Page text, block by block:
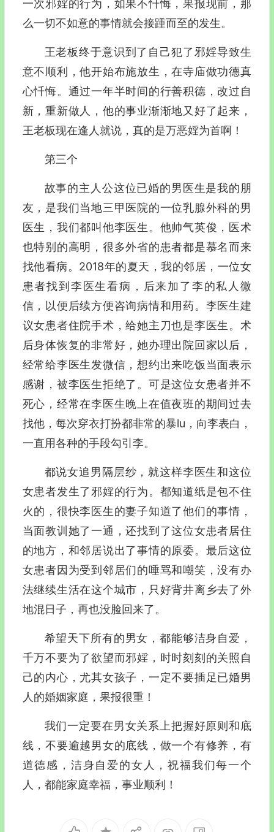
一次邪婬的行为，如果不忏悔，果报现前，那
么一切不如意的事情就会接踵而至的发生。
王老板终于意识到了自己犯了邪婬导致生
意不顺利，他开始布施放生，在寺庙做功德真
心忏悔。通过一年半时间的行善积德，改过自
新，重新做人，他的事业渐渐地又好了起来，
王老板现在逢人就说，真的是万恶婬为首啊！
第三个
故事的主人公这位已婚的男医生是我的朋
友，是我们当地三甲医院的一位乳腺外科的男
医生，我们都叫他李医生。他帅气英俊，医术
也特别的高明，很多外省的患者都是慕名而来
找他看病。2018年的夏天，我的邻居，一位女
患者找到李医生看病，后来加了李的私人微
信，以便后续方便咨询病情和用药。李医生建
议女患者住院手术，给她主刀也是李医生。术
后身体恢复的非常好，她办理出院回家以后，
经常给李医生发微信，想约出来吃饭当面表示
感谢，被李医生拒绝了。可是这位女患者并不
死心，经常在李医生晚上在值夜班的期间过去
找他，每次穿衣打扮都非常的暴lu，向李表白，
一直用各种的手段勾引李。
都说女追男隔层纱，就这样李医生和这位
女患者发生了邪婬的行为。都知道纸是包不住
火的，很快李医生的妻子知道了他们的事情，
当面教训她了一通，还找到了这位女患者居住
的地方，和邻居说出了事情的原委。最后这位
女患者因为受到邻居们的唾骂和嘲笑，没有办
法继续生活在这个城市，只好背井离乡去了外
地混日子，再也没脸回来了。
希望天下所有的男女，都能够洁身自爱，
千万不要为了欲望而邪婬，时时刻刻的关照自
己的内心，尤其女孩子，一定不要插足已婚男
人的婚姻家庭，果报很重！
我们一定要在男女关系上把握好原则和底
线，不要逾越男女的底线，做一个有修养，有
道德感，洁身自爱的女人，祝福我们每一个
人，都能家庭幸福，事业顺利！